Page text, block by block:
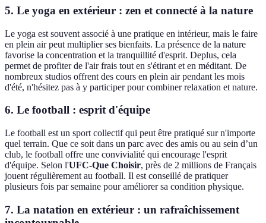
5. Le yoga en extérieur : zen et connecté à la nature
Le yoga est souvent associé à une pratique en intérieur, mais le faire
en plein air peut multiplier ses bienfaits. La présence de la nature
favorise la concentration et la tranquillité d'esprit. Deplus, cela
permet de profiter de l'air frais tout en s'étirant et en méditant. De
nombreux studios offrent des cours en plein air pendant les mois
d'été, n'hésitez pas à y participer pour combiner relaxation et nature.
6. Le football : esprit d'équipe
Le football est un sport collectif qui peut être pratiqué sur n'importe
quel terrain. Que ce soit dans un parc avec des amis ou au sein d’un
club, le football offre une convivialité qui encourage l'esprit
d'équipe. Selon l'UFC-Que Choisir, près de 2 millions de Français
jouent régulièrement au football. Il est conseillé de pratiquer
plusieurs fois par semaine pour améliorer sa condition physique.
7. La natation en extérieur : un rafraîchissement